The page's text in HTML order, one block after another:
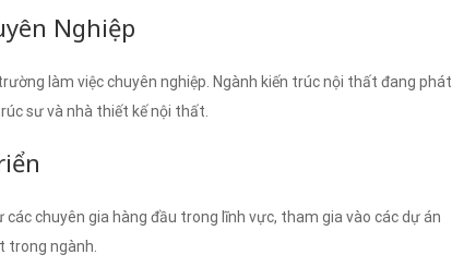
Nghiệp
làm việc chuyên nghiệp. Ngành kiến trúc nội thất đang phát
sư và nhà thiết kế nội thất.
các chuyên gia hàng đầu trong lĩnh vực, tham gia vào các dự án
trong ngành.